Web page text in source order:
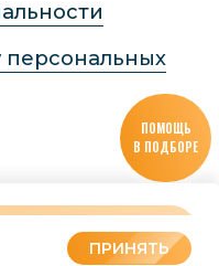
ПРИНЯТЬ
ПОМОЩЬ
В ПОДБОРЕ